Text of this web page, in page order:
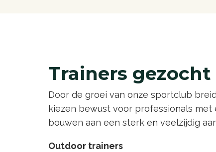
Trainers
Door de groei van onze sportclub
kiezen bewust voor professionals
bouwen aan een sterk en veelzijdig
Outdoor trainers